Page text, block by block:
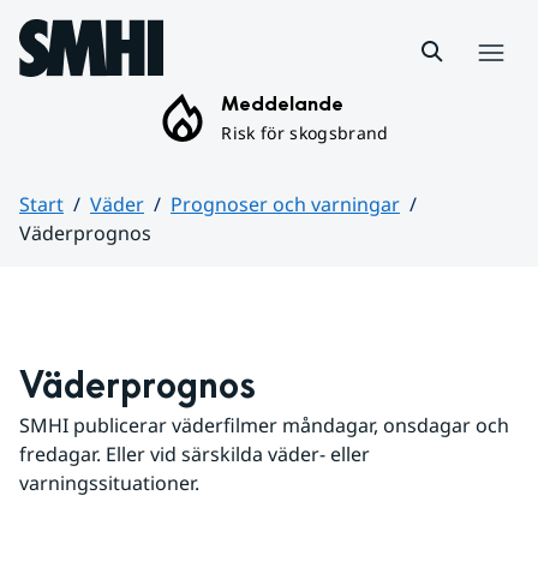
Hoppa till sidans innehåll
Meddelande
Risk för skogsbrand
Start Väder
Prognoser och varningar
Väderprognos
Väderprognos
SMHI publicerar väderfilmer måndagar, onsdagar och
fredagar. Eller vid särskilda väder- eller
varningssituationer.